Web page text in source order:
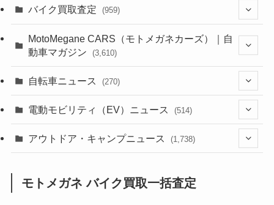
(44)
(640)
(118)
(60)
(31)
(252)
(38)
(24)
(249)
(64)
(306)
(6,965)
(2,474)
(249)
(1,226)
(12)(66)
(1,145)
バイク買取査定 (959)
(352)
MotoMegane CARS（モトメガネカーズ）｜自
動車マガジン
(3,610)
(188)
(137) (2,744)
自転車ニュース (270)
(54)
(211)
電動モビリティ（EV）ニュース (514)
(132)
(171)
アウトドア・キャンプニュース (1,738)
モトメガネ バイク買取一括査定